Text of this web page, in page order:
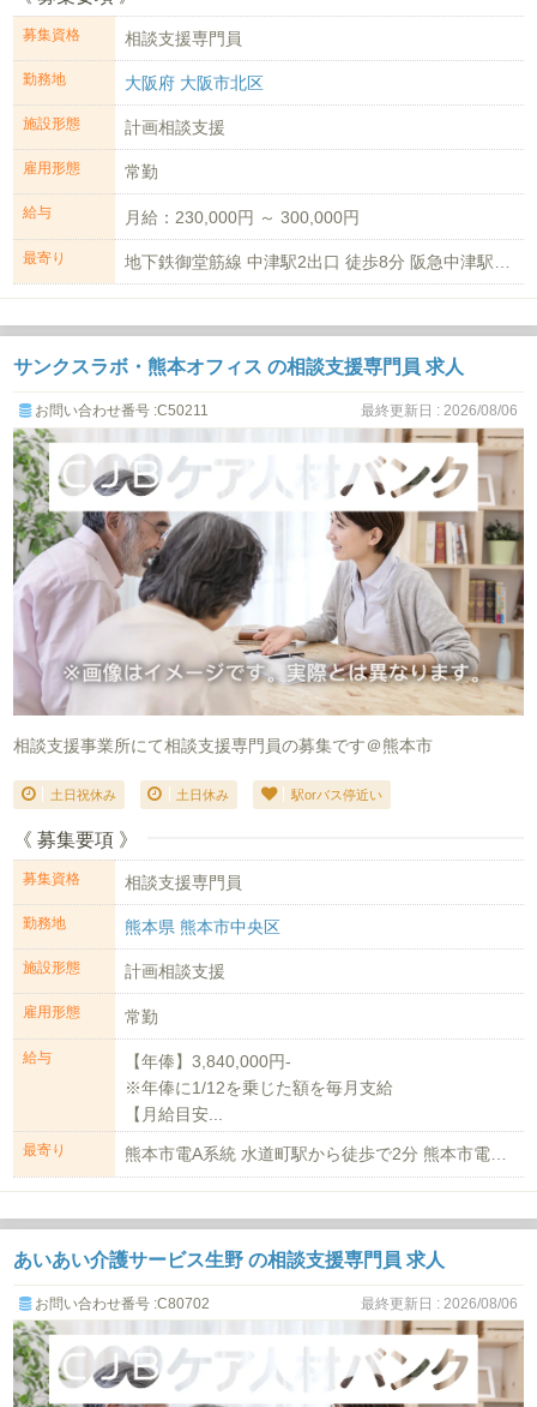
募集資格 相談支援専門員
勤務地 大阪府 大阪市北区
施設形態 計画相談支援
雇用形態 常勤
給与 月給：230,000円 ～ 300,000円
最寄り
サンクスラボ・熊本オフィス の相談支援専門員 求人
お問い合わせ番号 :C50211 最終更新日 : 2026/08/06
相談支援事業所にて相談支援専門員の募集です＠熊本市
土日祝休み 土日休み 駅orバス停近い
《 募集要項 》
募集資格 相談支援専門員
勤務地 熊本県 熊本市中央区
施設形態 計画相談支援
雇用形態 常勤
給与
【年俸】3,840,000円-
※年俸に1/12を乗じた額を毎月支給
【月給目安...
最寄り 熊本市電A系統 水道町駅から徒歩で2分 熊本市電A系統 通町筋駅から徒歩で6...
あいあい介護サービス生野 の相談支援専門員 求人
お問い合わせ番号 :C80702 最終更新日 : 2026/08/06